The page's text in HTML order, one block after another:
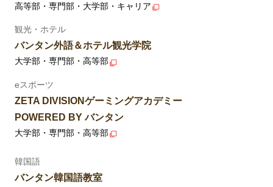
高等部・専門部・大学部・キャリア
観光・ホテル
バンタン外語＆ホテル観光学院
大学部・専門部・高等部
eスポーツ
ZETA DIVISIONゲーミングアカデミー
POWERED BY バンタン
大学部・専門部・高等部
韓国語
バンタン韓国語教室